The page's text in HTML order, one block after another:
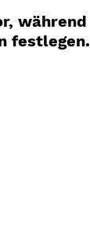
während
festlegen.